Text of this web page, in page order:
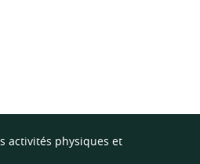
activités physiques et